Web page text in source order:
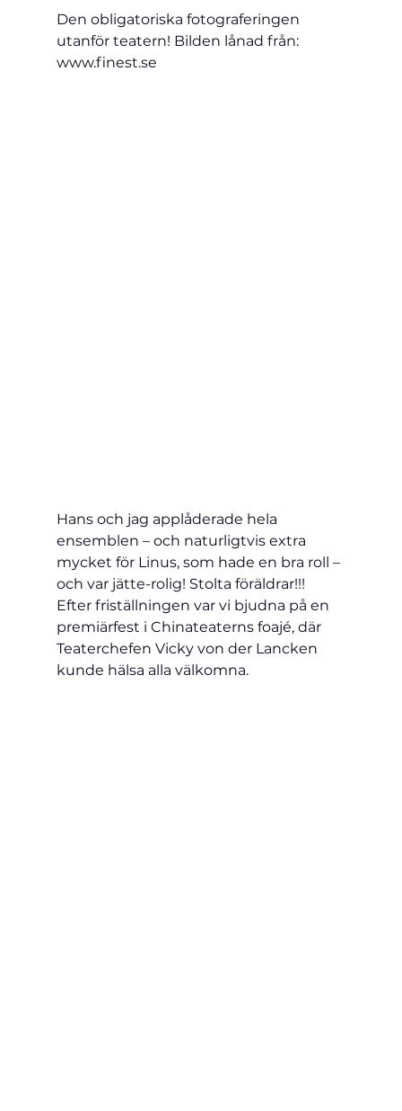
Den obligatoriska fotograferingen
utanför teatern! Bilden lånad från:
www.finest.se
Hans och jag applåderade hela
ensemblen – och naturligtvis extra
mycket för Linus, som hade en bra roll –
och var jätte-rolig! Stolta föräldrar!!!
Efter friställningen var vi bjudna på en
premiärfest i Chinateaterns foajé, där
Teaterchefen Vicky von der Lancken
kunde hälsa alla välkomna.